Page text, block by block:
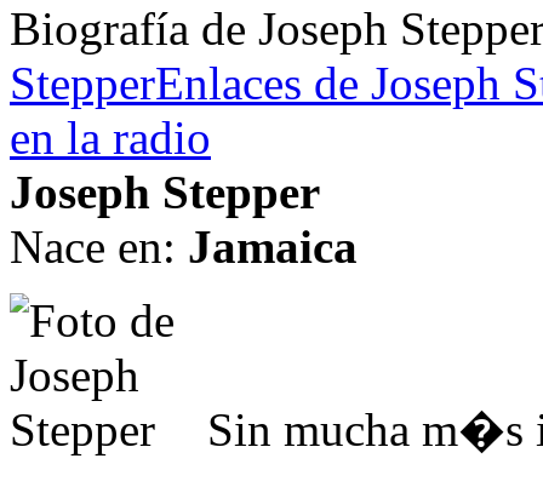
Biografía de Joseph
StepperEnlaces de Joseph
en la radio
Joseph Stepper
Nace en: Jamaica
Sin mucha